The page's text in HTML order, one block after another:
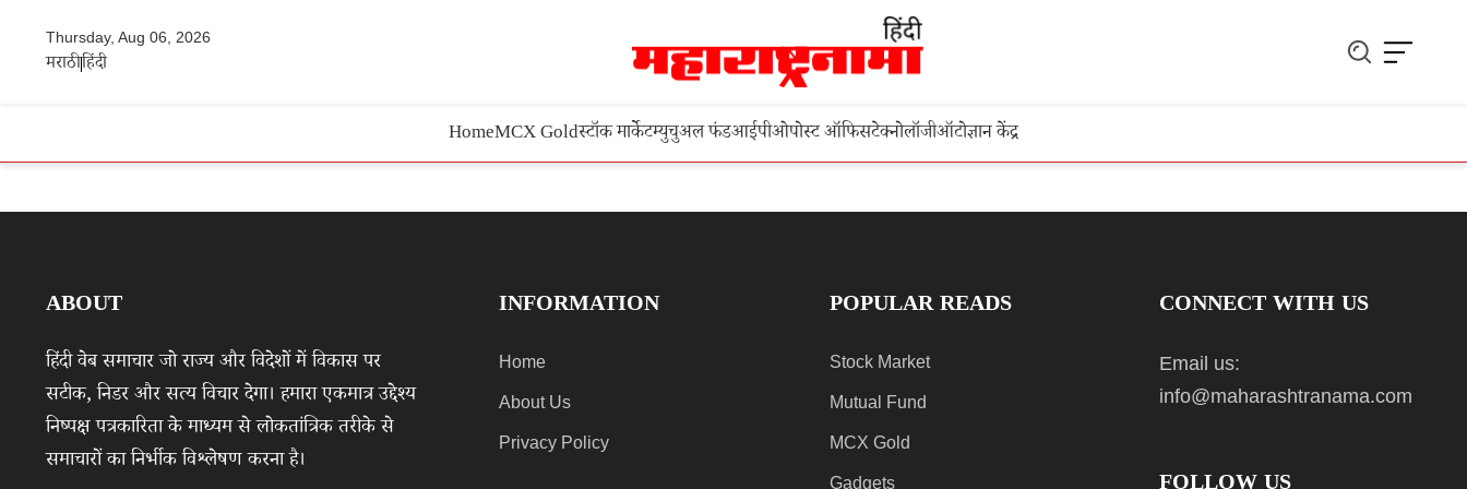
Thursday, Aug 06, 2026
मराठीहिंदी
HomeMCX Goldस्टॉक मार्केटम्युचुअल फंडआईपीओपोस्ट ऑफिसटेक्नोलॉजीऑटोज्ञान केंद्र
ABOUT
हिंदी वेब समाचार जो राज्य और विदेशों में विकास पर
सटीक, निडर और सत्य विचार देगा। हमारा एकमात्र उद्देश्य
निष्पक्ष पत्रकारिता के माध्यम से लोकतांत्रिक तरीके से
समाचारों का निर्भीक विश्लेषण करना है।
INFORMATION
Home
About Us
Privacy Policy
POPULAR READS
Stock Market
Mutual Fund
MCX Gold
Gadgets
CONNECT WITH US
Email us:
info@maharashtranama.com